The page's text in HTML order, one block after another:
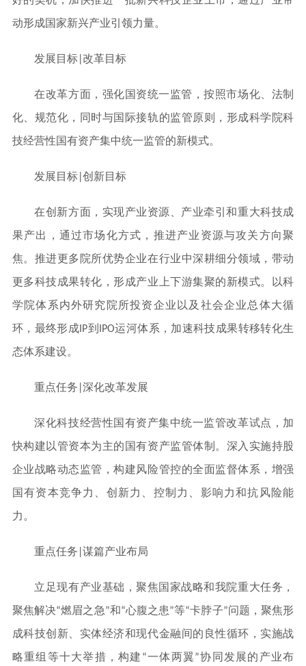
动形成国家新兴产业引领力量。
发展目标|改革目标
在改革方面，强化国资统一监管，按照市场化、法制
化、规范化，同时与国际接轨的监管原则，形成科学院科
技经营性国有资产集中统一监管的新模式。
发展目标|创新目标
在创新方面，实现产业资源、产业牵引和重大科技成
果产出，通过市场化方式，推进产业资源与攻关方向聚
焦。推进更多院所优势企业在行业中深耕细分领域，带动
更多科技成果转化，形成产业上下游集聚的新模式。以科
学院体系内外研究院所投资企业以及社会企业总体大循
环，最终形成IP到IPO运河体系，加速科技成果转移转化生
态体系建设。
重点任务|深化改革发展
深化科技经营性国有资产集中统一监管改革试点，加
快构建以管资本为主的国有资产监管体制。深入实施持股
企业战略动态监管，构建风险管控的全面监督体系，增强
国有资本竞争力、创新力、控制力、影响力和抗风险能
力。
重点任务|谋篇产业布局
立足现有产业基础，聚焦国家战略和我院重大任务，
聚焦解决“燃眉之急”和“心腹之患”等“卡脖子”问题，聚焦形
成科技创新、实体经济和现代金融间的良性循环，实施战
略重组等十大举措，构建“一体两翼”协同发展的产业布